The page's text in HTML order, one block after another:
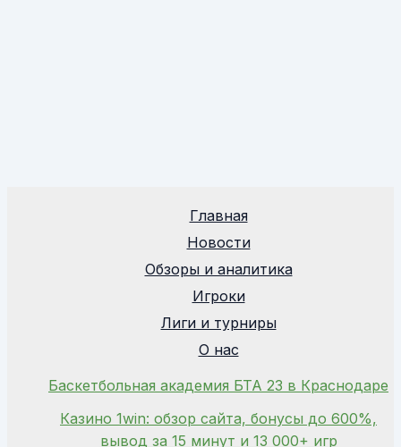
Главная
Новости
Обзоры и аналитика
Игроки
Лиги и турниры
О нас
Баскетбольная академия БТА 23 в Краснодаре
Казино 1win: обзор сайта, бонусы до 600%,
вывод за 15 минут и 13 000+ игр